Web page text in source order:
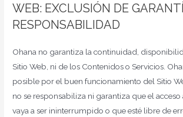
WEB: EXCLUSIÓN DE
RESPONSABILIDAD
Ohana no garantiza la continuidad,
Sitio Web, ni de los Contenidos o Servicios.
posible por el buen funcionamiento del Sitio
no se responsabiliza ni garantiza que el acceso
vaya a ser ininterrumpido o que esté libre de